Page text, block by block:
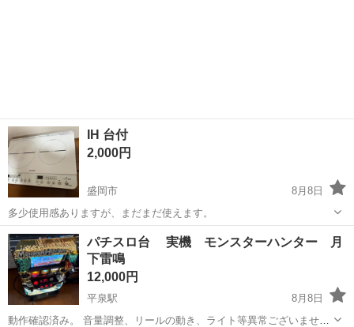
IH 台付
2,000円
盛岡市
8月8日
多少使用感ありますが、まだまだ使えます。
岩手 盛岡市 キッチン家電
パチスロ台 実機 モンスターハンター 月
下雷鳴
12,000円
平泉駅
8月8日
動作確認済み。 音量調整、リールの動き、ライト等異常ございませ